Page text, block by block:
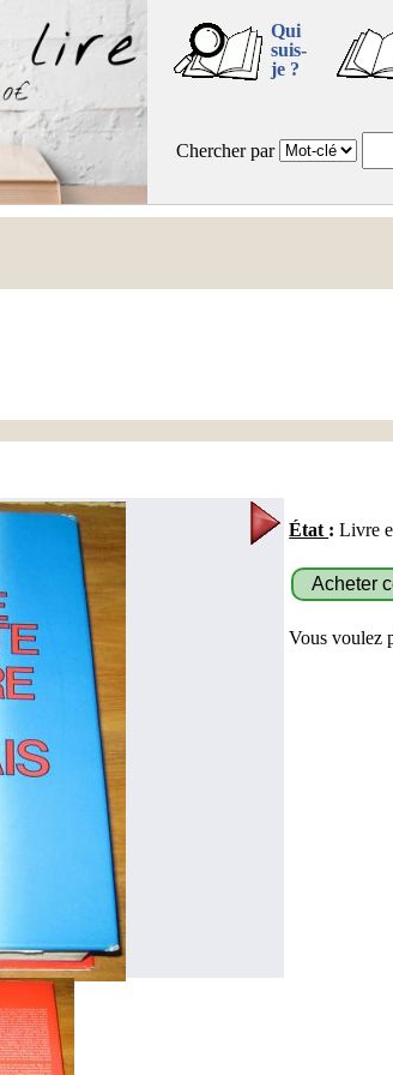
Qui
suis-
je ?
Chercher par
État : Livre
Vous voulez